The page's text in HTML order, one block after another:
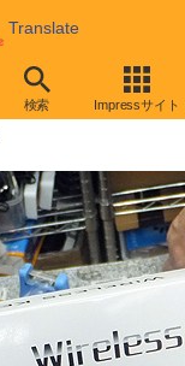
Translate
検索 Impressサイト